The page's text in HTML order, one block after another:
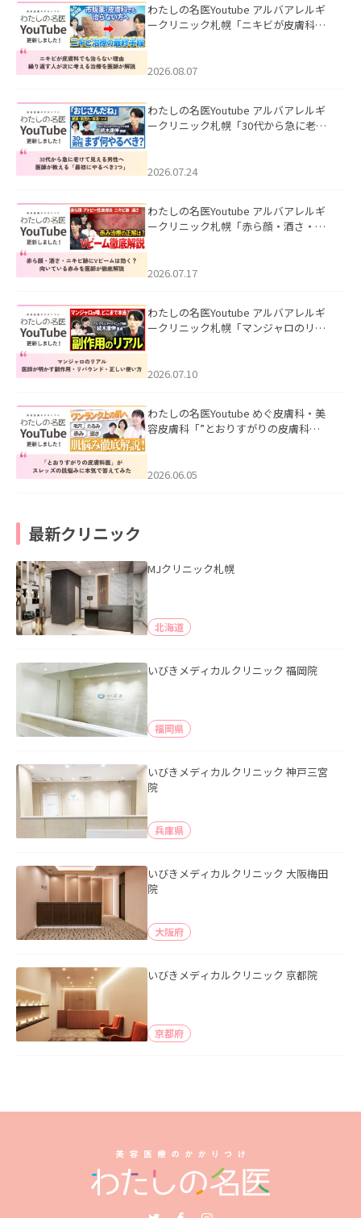
わたしの名医Youtube アルバアレルギ
ークリニック札幌「ニキビが皮膚科で
ました。
2026.08.07
わたしの名医Youtube アルバアレルギ
ークリニック札幌「30代から急に老け
た。
2026.07.24
わたしの名医Youtube アルバアレルギ
ークリニック札幌「赤ら顔・酒さ・ニ
した。
2026.07.17
わたしの名医Youtube アルバアレルギ
ークリニック札幌「マンジャロのリア
た。
2026.07.10
わたしの名医Youtube めぐ皮膚科・美
容皮膚科「”とおりすがりの皮膚科
2026.06.05
最新クリニック
MJクリニック札幌
北海道
いびきメディカルクリニック 福岡院
福岡県
いびきメディカルクリニック 神戸三宮
院
兵庫県
いびきメディカルクリニック 大阪梅田
院
大阪府
いびきメディカルクリニック 京都院
京都府